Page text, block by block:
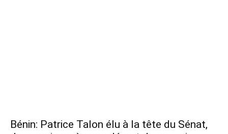
Bénin: Patrice Talon élu à la tête du Sénat,